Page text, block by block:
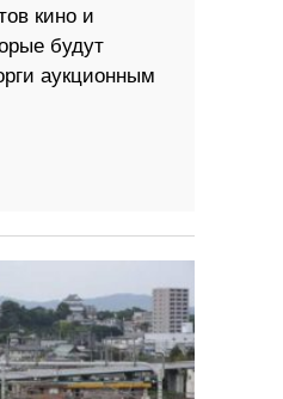
кино и
будут
аукционным